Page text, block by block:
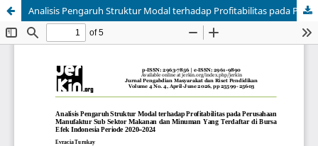
Analisis Pengaruh Struktur Modal terhadap Profitabilitas pada Perusahaan Manufaktur Sub Sektor Makanan dan Minuman Yang Terdaftar di Bursa Efek Indonesia Periode 2020–2024